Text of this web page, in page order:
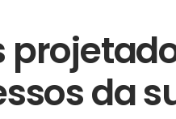
da